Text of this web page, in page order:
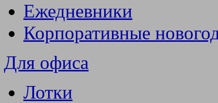
Ежедневники
Корпоративные
Для офиса
Лотки